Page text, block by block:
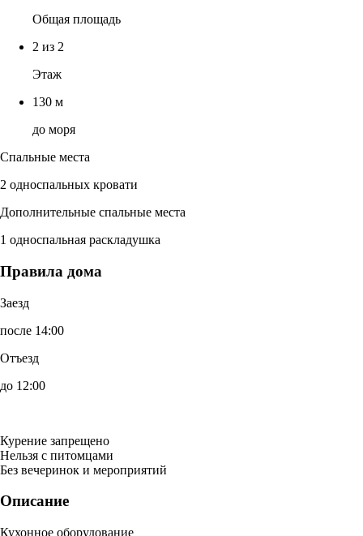
Общая площадь
2 из 2
Этаж
130 м
до моря
Спальные места
2 односпальных кровати
Дополнительные спальные места
1 односпальная раскладушка
Правила дома
Заезд
после 14:00
Отъезд
до 12:00
Курение запрещено
Нельзя с питомцами
Без вечеринок и мероприятий
Описание
Кухонное оборудование